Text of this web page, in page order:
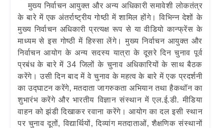
मुख्य निर्वाचन आयुक्त और अन्य अधिकारी समावेशी लोकतंत्र
के बारे में एक अंतर्राष्ट्रीय गोष्ठी में शामिल होंगे। विभिन्न देशों के
मुख्य निर्वाचन अधिकारी प्रत्यक्ष रूप से या वीडियो कान्फ्रेंस के
माध्यम से इस गोष्ठी में हिस्सा लेंगे। मुख्य निर्वाचन आयुक्त और
निर्वाचन आयोग के अन्य सदस्य यात्रा के दूसरे दिन चुनाव पूर्व
प्रबंध के बारे में 34 जिलों के चुनाव अधिकारियों के साथ बैठक
करेंगे। उसी दिन बाद में वे चुनाव केमहत्व के बारे में एक प्रदर्शनी
का उद्घाटन करेंगे, मतदाता जागरुकता अभियान तथा हैकथॉन का
शुभारंभ करेंगे और भारतीय विज्ञान संस्थान में एल.ई.डी. मीडिया
वाहन को झंडी दिखाकर रवाना करेंगे। आयोग का दल इसी स्थान
पर चुनाव दूतों, विद्यार्थियों, दिव्यांग मतदाताओं, शैक्षणिक संस्थानों